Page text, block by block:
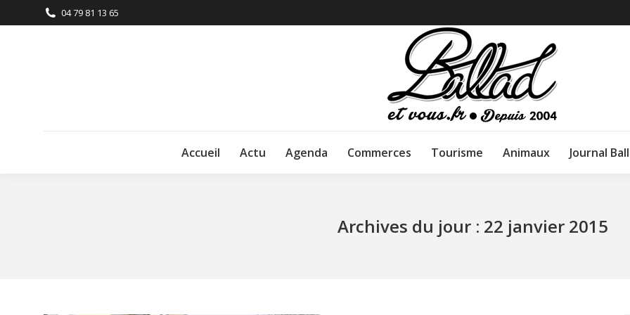
04 79 81 13 65
Accueil Actu Agenda Commerces Tourisme Animaux Journal
Archives du jour : 22 janvier 2015